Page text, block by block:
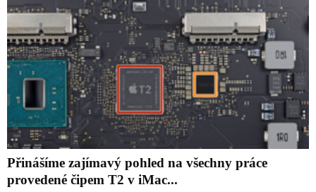
Přinášíme zajímavý pohled na všechny práce
provedené čipem T2 v iMac...